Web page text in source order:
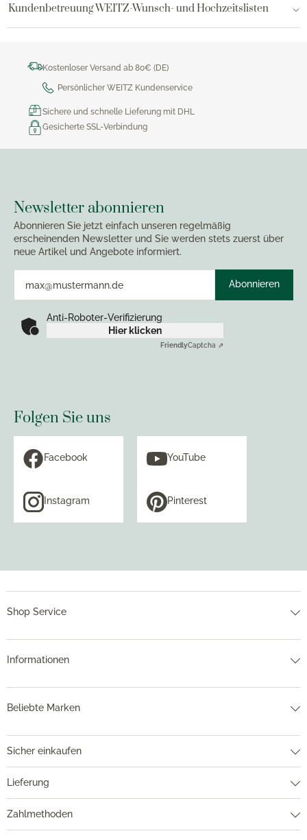
Kundenbetreuung WEITZ-Wunsch- und Hochzeitslisten
Kostenloser Versand ab 80€ (DE)
Persönlicher WEITZ Kundenservice
Sichere und schnelle Lieferung mit DHL
Gesicherte SSL-Verbindung
Newsletter abonnieren
Abonnieren Sie jetzt einfach unseren regelmäßig
erscheinenden Newsletter und Sie werden stets zuerst über
neue Artikel und Angebote informiert.
Abonnieren
Anti-Roboter-Verifizierung
Hier klicken
FriendlyCaptcha ⇗
Folgen Sie uns
Facebook YouTube
Instagram Pinterest
Shop Service
Informationen
Beliebte Marken
Sicher einkaufen
Lieferung
Zahlmethoden